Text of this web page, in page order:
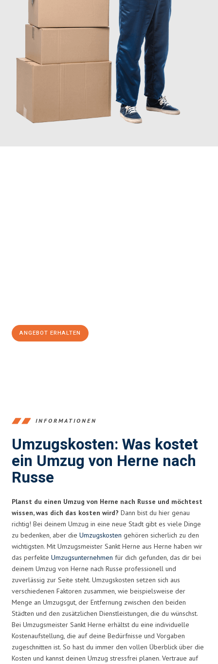
ANGEBOT ERHALTEN
INFORMATIONEN
Umzugskosten: Was kostet
ein Umzug von Herne nach
Russe
Planst du einen Umzug von Herne nach Russe und möchtest
wissen, was dich das kosten wird? Dann bist du hier genau
richtig! Bei deinem Umzug in eine neue Stadt gibt es viele Dinge
zu bedenken, aber die Umzugskosten gehören sicherlich zu den
wichtigsten. Mit Umzugsmeister Sankt Herne aus Herne haben wir
das perfekte Umzugsunternehmen für dich gefunden, das dir bei
deinem Umzug von Herne nach Russe professionell und
zuverlässig zur Seite steht. Umzugskosten setzen sich aus
verschiedenen Faktoren zusammen, wie beispielsweise der
Menge an Umzugsgut, der Entfernung zwischen den beiden
Städten und den zusätzlichen Dienstleistungen, die du wünschst.
Bei Umzugsmeister Sankt Herne erhältst du eine individuelle
Kostenaufstellung, die auf deine Bedürfnisse und Vorgaben
zugeschnitten ist. So hast du immer den vollen Überblick über die
Kosten und kannst deinen Umzug stressfrei planen. Vertraue auf